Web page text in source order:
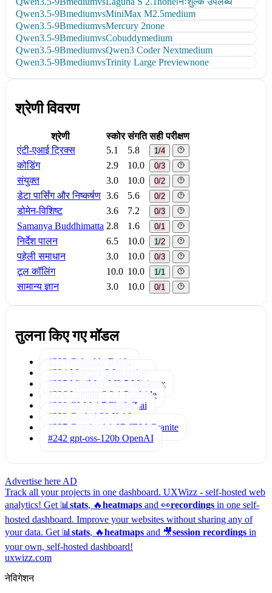
Qwen3.5-9BmediumvsMiniMax M2.5medium
Qwen3.5-9BmediumvsMercury 2none
Qwen3.5-9BmediumvsCobuddymedium
Qwen3.5-9BmediumvsQwen3 Coder Nextmedium
Qwen3.5-9BmediumvsTrinity Large Previewnone
श्रेणी विवरण
श्रेणी स्कोर संगति सही परीक्षण
एंटी-एआई ट्रिक्स
5.1 5.8 1/4
कोडिंग 2.9 10.0 0/3
संयुक्त 3.0 10.0 0/2
डेटा पार्सिंग और निष्कर्षण 3.6 5.6 0/2
डोमेन-विशिष्ट 3.6 7.2 0/3
Samanya Buddhimatta 2.8 1.6 0/1
निर्देश पालन 6.5 10.0 1/2
पहेली समाधान 3.0 10.0 0/3
टूल कॉलिंग 10.0 10.0 1/1
सामान्य ज्ञान 3.0 10.0 0/1
तुलना किए गए मॉडल
#223 Cobuddy Baidu
#224 Mercury 2 Inception
#225 MiniMax M2.5 Minimax
#226 Laguna S 2.1 Poolside
#230 GLM 4.7 Flash Z.ai
#233 Grok 4.20 X AI
#237 Granite 4.1 8B IBM Granite
#242 gpt-oss-120b OpenAI
Advertise here AD
Track all your projects in one dashboard. UXWizz - self-hosted web
analytics! Get 📊 stats, 🔥heatmaps and 👀recordings in one self-
hosted dashboard. Improve your websites without sharing any of
your data. Get 📊 stats, 🔥heatmaps and 🎥session recordings in
your own, self-hosted dashboard!
uxwizz.com
नेविगेशन